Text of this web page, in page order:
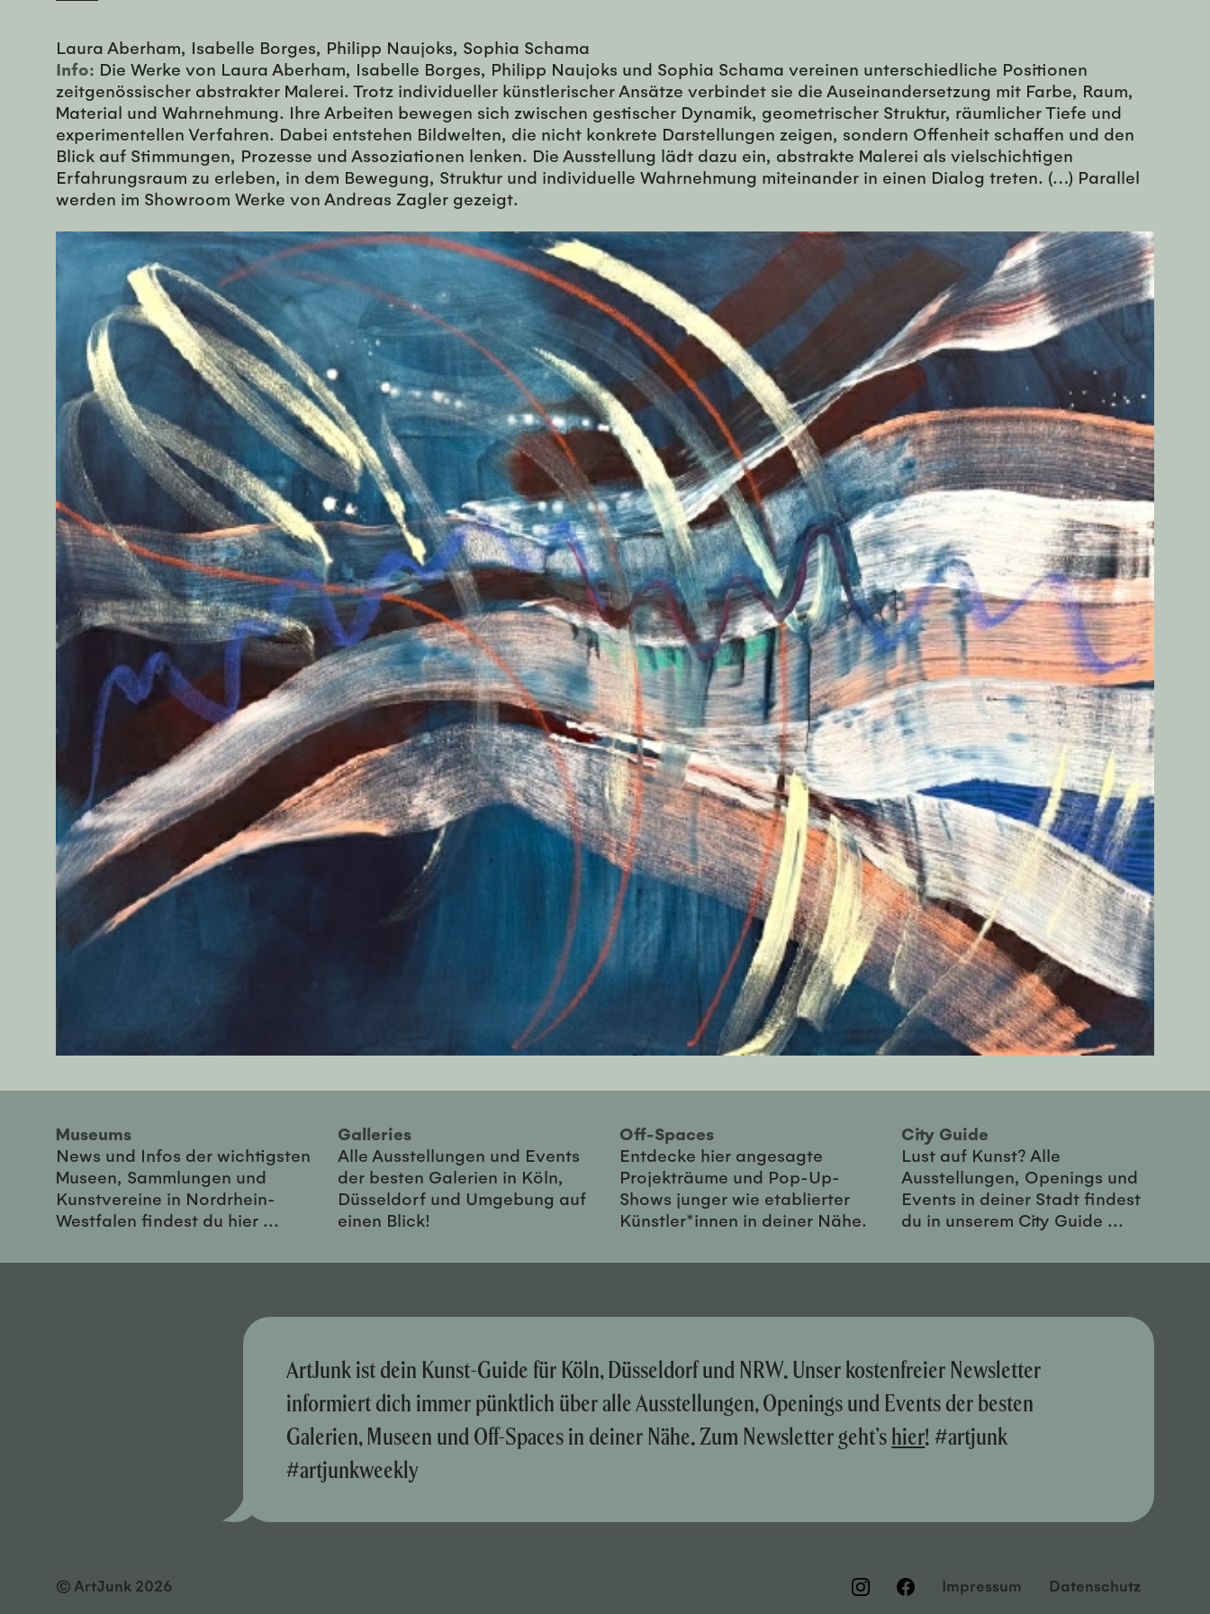
Laura Aberham, Isabelle Borges, Philipp Naujoks, Sophia Schama
Info: Die Werke von Laura Aberham, Isabelle Borges, Philipp Naujoks und Sophia Schama vereinen unterschiedliche Positionen
zeitgenössischer abstrakter Malerei. Trotz individueller künstlerischer Ansätze verbindet sie die Auseinandersetzung mit Farbe, Raum,
Material und Wahrnehmung. Ihre Arbeiten bewegen sich zwischen gestischer Dynamik, geometrischer Struktur, räumlicher Tiefe und
experimentellen Verfahren. Dabei entstehen Bildwelten, die nicht konkrete Darstellungen zeigen, sondern Offenheit schaffen und den
Blick auf Stimmungen, Prozesse und Assoziationen lenken. Die Ausstellung lädt dazu ein, abstrakte Malerei als vielschichtigen
Erfahrungsraum zu erleben, in dem Bewegung, Struktur und individuelle Wahrnehmung miteinander in einen Dialog treten. (…) Parallel
werden im Showroom Werke von Andreas Zagler gezeigt.
Museums
News und Infos der wichtigsten
Museen, Sammlungen und
Kunstvereine in Nordrhein-
Westfalen findest du hier ...
Galleries
Alle Ausstellungen und Events
der besten Galerien in Köln,
Düsseldorf und Umgebung auf
einen Blick!
Off-Spaces
Entdecke hier angesagte
Projekträume und Pop-Up-
Shows junger wie etablierter
Künstler*innen in deiner Nähe.
City Guide
Lust auf Kunst? Alle
Ausstellungen, Openings und
Events in deiner Stadt findest
du in unserem City Guide ...
ArtJunk ist dein Kunst-Guide für Köln, Düsseldorf und NRW. Unser kostenfreier Newsletter
informiert dich immer pünktlich über alle Ausstellungen, Openings und Events der besten
Galerien, Museen und Off-Spaces in deiner Nähe. Zum Newsletter geht’shier! #artjunk
#artjunkweekly
Impressum Datenschutz
© ArtJunk 2026